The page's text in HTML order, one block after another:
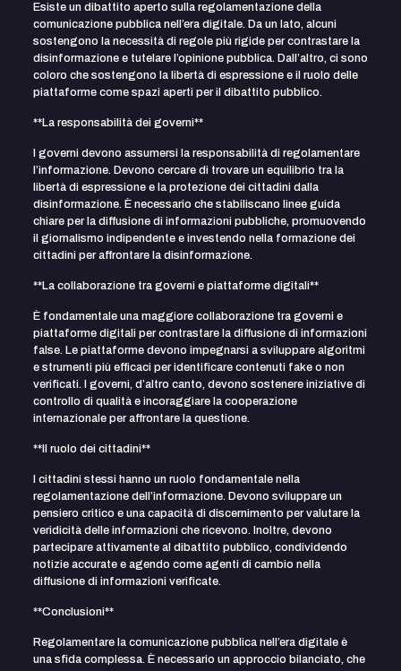
Esiste un dibattito aperto sulla regolamentazione della
comunicazione pubblica nell’era digitale. Da un lato, alcuni
sostengono la necessità di regole più rigide per contrastare la
disinformazione e tutelare l’opinione pubblica. Dall’altro, ci sono
coloro che sostengono la libertà di espressione e il ruolo delle
piattaforme come spazi aperti per il dibattito pubblico.
**La responsabilità dei governi**
I governi devono assumersi la responsabilità di regolamentare
l’informazione. Devono cercare di trovare un equilibrio tra la
libertà di espressione e la protezione dei cittadini dalla
disinformazione. È necessario che stabiliscano linee guida
chiare per la diffusione di informazioni pubbliche, promuovendo
il giornalismo indipendente e investendo nella formazione dei
cittadini per affrontare la disinformazione.
**La collaborazione tra governi e piattaforme digitali**
È fondamentale una maggiore collaborazione tra governi e
piattaforme digitali per contrastare la diffusione di informazioni
false. Le piattaforme devono impegnarsi a sviluppare algoritmi
e strumenti più efficaci per identificare contenuti fake o non
verificati. I governi, d’altro canto, devono sostenere iniziative di
controllo di qualità e incoraggiare la cooperazione
internazionale per affrontare la questione.
**Il ruolo dei cittadini**
I cittadini stessi hanno un ruolo fondamentale nella
regolamentazione dell’informazione. Devono sviluppare un
pensiero critico e una capacità di discernimento per valutare la
veridicità delle informazioni che ricevono. Inoltre, devono
partecipare attivamente al dibattito pubblico, condividendo
notizie accurate e agendo come agenti di cambio nella
diffusione di informazioni verificate.
**Conclusioni**
Regolamentare la comunicazione pubblica nell’era digitale è
una sfida complessa. È necessario un approccio bilanciato, che